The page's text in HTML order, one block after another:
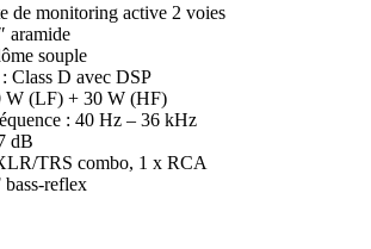
de monitoring active 2 voies
aramide
souple
Class D avec DSP
W (LF) + 30 W (HF)
: 40 Hz – 36 kHz
dB
TRS combo, 1 x RCA
reflex